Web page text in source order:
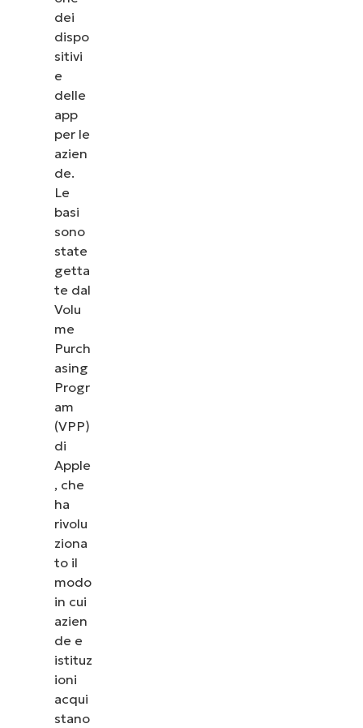
dei
dispo
sitivi
e
delle
app
per le
azien
de.
Le
basi
sono
state
getta
te dal
Volu
me
Purch
asing
Progr
am
(VPP)
di
Apple
, che
ha
rivolu
ziona
to il
modo
in cui
azien
de e
istituz
ioni
acqui
stano